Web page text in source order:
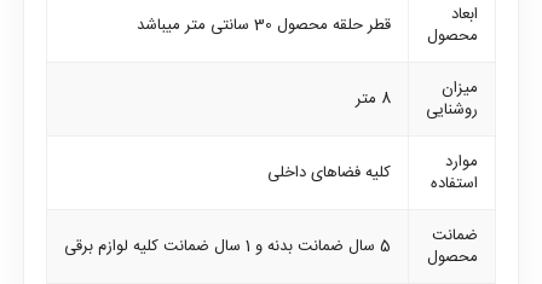
ابعاد
محصول
قطر حلقه محصول 30 سانتی متر میباشد
میزان
روشنایی
8 متر
موارد
استفاده
کلیه فضاهای داخلی
ضمانت
محصول
5 سال ضمانت بدنه و 1 سال ضمانت کلیه لوازم برقی